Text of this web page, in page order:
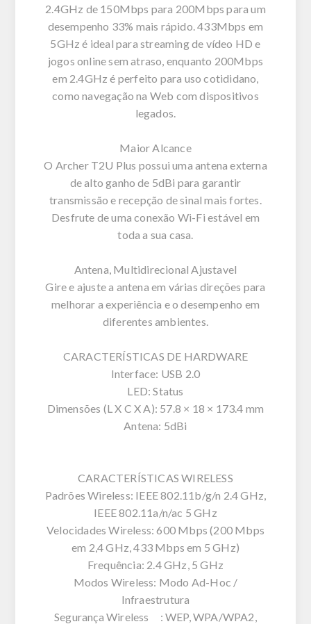
2.4GHz de 150Mbps para 200Mbps para um
desempenho 33% mais rápido. 433Mbps em
5GHz é ideal para streaming de vídeo HD e
jogos online sem atraso, enquanto 200Mbps
em 2.4GHz é perfeito para uso cotididano,
como navegação na Web com dispositivos
legados.
Maior Alcance
O Archer T2U Plus possui uma antena externa
de alto ganho de 5dBi para garantir
transmissão e recepção de sinal mais fortes.
Desfrute de uma conexão Wi-Fi estável em
toda a sua casa.
Antena, Multidirecional Ajustavel
Gire e ajuste a antena em várias direções para
melhorar a experiência e o desempenho em
diferentes ambientes.
CARACTERÍSTICAS DE HARDWARE
Interface: USB 2.0
LED: Status
Dimensões (L X C X A): 57.8 × 18 × 173.4 mm
Antena: 5dBi
CARACTERÍSTICAS WIRELESS
Padrões Wireless: IEEE 802.11b/g/n 2.4 GHz,
IEEE 802.11a/n/ac 5 GHz
Velocidades Wireless: 600 Mbps (200 Mbps
em 2,4 GHz, 433 Mbps em 5 GHz)
Frequência: 2.4 GHz, 5 GHz
Modos Wireless: Modo Ad-Hoc /
Infraestrutura
Segurança Wireless : WEP, WPA/WPA2,